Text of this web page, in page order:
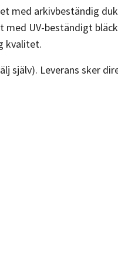
med arkivbeständig
med UV-beständigt
kvalitet.
själv). Leverans sker